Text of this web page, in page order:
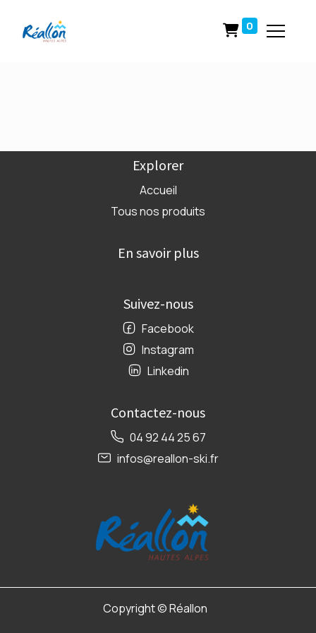
0
Explorer
Accueil
Tous nos produits
En savoir plus
Suivez-nous
Facebook
Instagram
Linkedin
Contactez-nous
04 92 44 25 67
infos@reallon-ski.fr
Copyright ©Réallon